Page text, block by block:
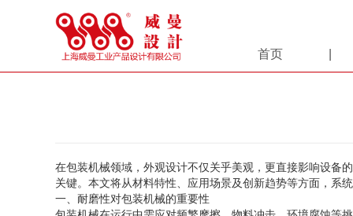
首页
在包装机械领域，外观设计不仅关乎美观，更直接影响设备
关键。本文将从材料特性、应用场景及创新趋势等方面，系
一、耐磨性对包装机械的重要性